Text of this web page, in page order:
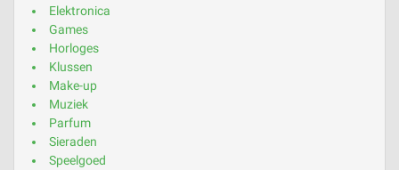
Elektronica
Games
Horloges
Klussen
Make-up
Muziek
Parfum
Sieraden
Speelgoed